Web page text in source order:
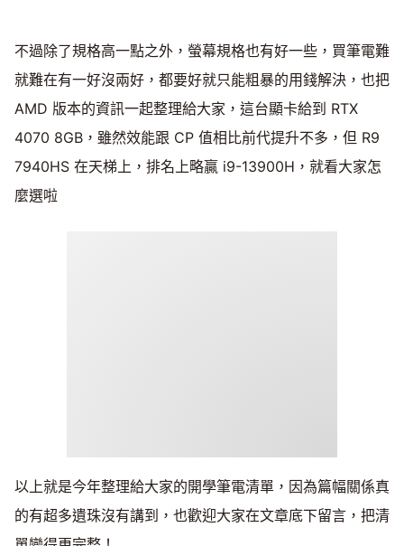
不過除了規格高一點之外，螢幕規格也有好一些，買筆電難
就難在有一好沒兩好，都要好就只能粗暴的用錢解決，也把
AMD 版本的資訊一起整理給大家，這台顯卡給到 RTX
4070 8GB，雖然效能跟 CP 值相比前代提升不多，但 R9
7940HS 在天梯上，排名上略贏 i9-13900H，就看大家怎
麼選啦
以上就是今年整理給大家的開學筆電清單，因為篇幅關係真
的有超多遺珠沒有講到，也歡迎大家在文章底下留言，把清